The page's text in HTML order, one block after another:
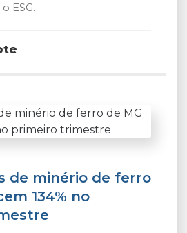
ESG.
de minério de ferro
134% no